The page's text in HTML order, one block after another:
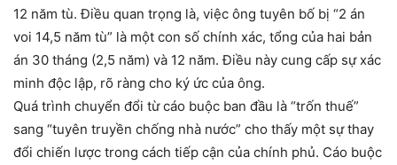
12 năm tù. Điều quan trọng là, việc ông tuyên bố bị “2 án
voi 14,5 năm tù” là một con số chính xác, tổng của hai bản
án 30 tháng (2,5 năm) và 12 năm. Điều này cung cấp sự xác
minh độc lập, rõ ràng cho ký ức của ông.
Quá trình chuyển đổi từ cáo buộc ban đầu là “trốn thuế”
sang “tuyên truyền chống nhà nước” cho thấy một sự thay
đổi chiến lược trong cách tiếp cận của chính phủ. Cáo buộc